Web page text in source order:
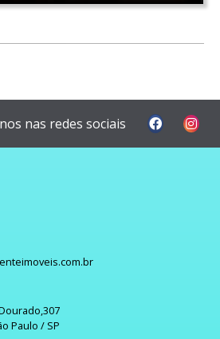
nas redes sociais
Paulo / SP